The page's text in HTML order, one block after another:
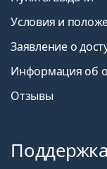
Условия и
Заявление о
Информация об
Отзывы